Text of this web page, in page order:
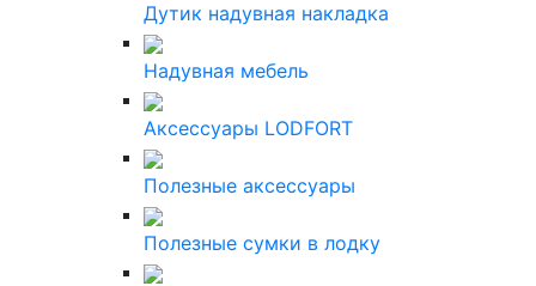
Дутик надувная накладка
Надувная мебель
Аксессуары LODFORT
Полезные аксессуары
Полезные сумки в лодку